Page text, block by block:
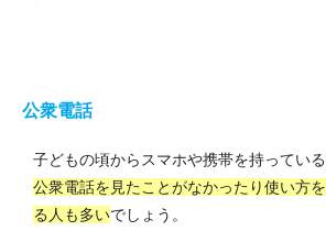
公衆電話
子どもの頃からスマホや携帯を持っている
公衆電話を見たことがなかったり使い方
る人も多いでしょう。